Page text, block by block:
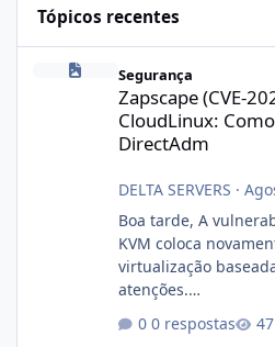
Tópicos recentes
Zapscape (CVE-2026-64561) no
Segurança
Zapscape (CVE-
CloudLinux:
DirectAdm
DELTA SERVERS ·
Boa tarde, A
KVM coloca
virtualização
atenções.
https://
xjx23zz5f Criamos uma breve explicação:
0 respostas